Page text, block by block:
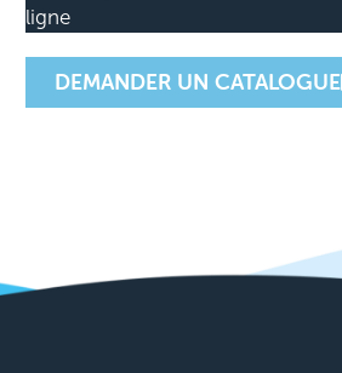
ligne
DEMANDER UN CATALOGUE